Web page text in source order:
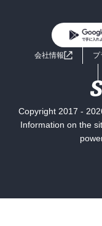
ライトノベル
ミステリー
よくあるご質問
会社情報 プ
Copyright 2017 -
Information on the